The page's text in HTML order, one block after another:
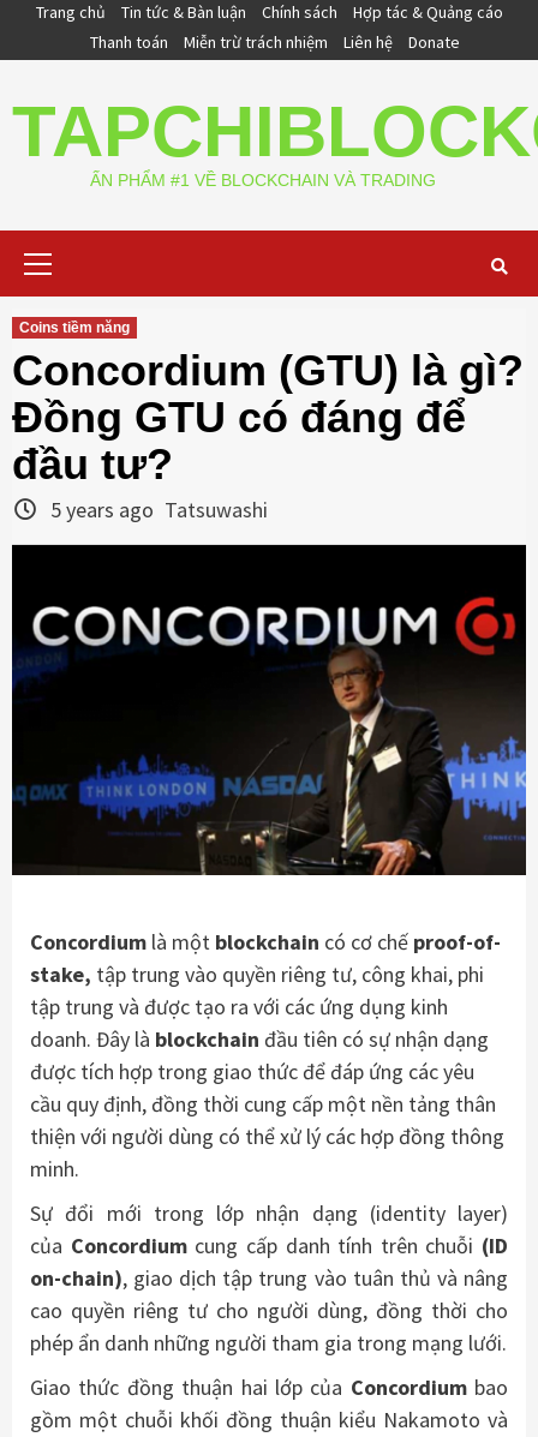
Trang chủ Tin tức & Bàn luận Chính sách
Hợp tác & Quảng cáo
Thanh toán
Miễn trừ trách nhiệm Liên hệ Donate
ẤN PHẨM #1 VỀ BLOCKCHAIN VÀ TRADING
Coins tiềm năng
Concordium (GTU) là gì?
Đồng GTU có đáng để
đầu tư?
5 years ago Tatsuwashi
Concordium là một blockchain có cơ chế proof-of-
stake, tập trung vào quyền riêng tư, công khai, phi
tập trung và được tạo ra với các ứng dụng kinh
doanh. Đây là blockchain đầu tiên có sự nhận dạng
được tích hợp trong giao thức để đáp ứng các yêu
cầu quy định, đồng thời cung cấp một nền tảng thân
thiện với người dùng có thể xử lý các hợp đồng thông
minh.
Sự đổi mới trong lớp nhận dạng (identity layer)
của Concordiumcung cấp danh tính trên chuỗi (ID
on-chain), giao dịch tập trung vào tuân thủ và nâng
cao quyền riêng tư cho người dùng, đồng thời cho
phép ẩn danh những người tham gia trong mạng lưới.
Giao thức đồng thuận hai lớp của Concordiumbao
gồm một chuỗi khối đồng thuận kiểu Nakamoto và